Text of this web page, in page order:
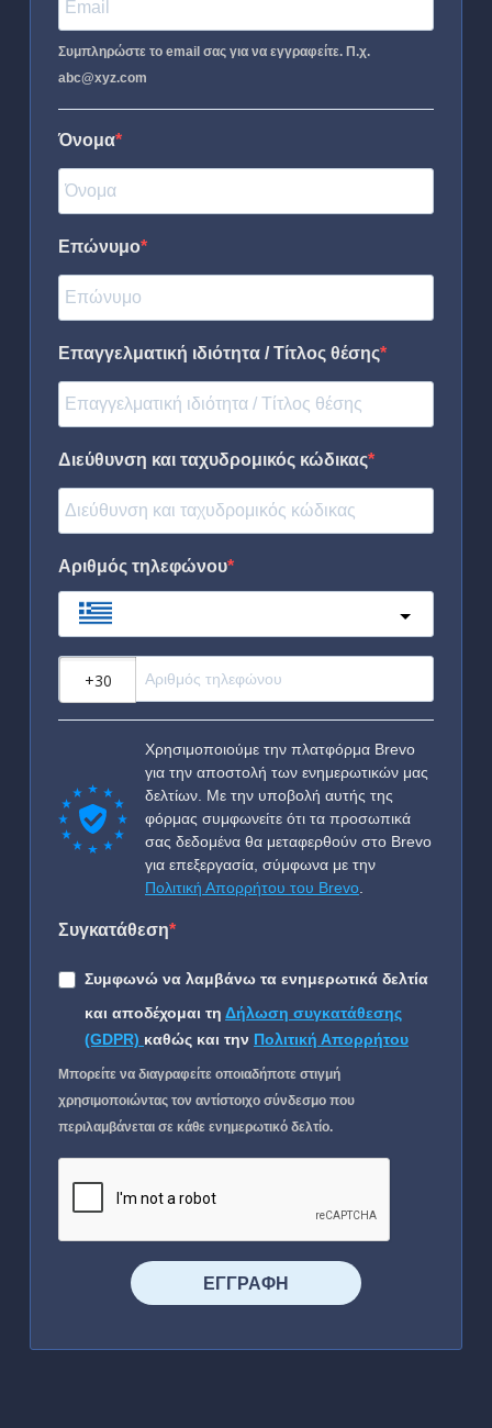
Συμπληρώστε το email σας για να εγγραφείτε. Π.χ.
abc@xyz.com
Όνομα
Επώνυμο
Επαγγελματική ιδιότητα / Τίτλος θέσης
Διεύθυνση και ταχυδρομικός κώδικας
Αριθμός τηλεφώνου
Χρησιμοποιούμε την πλατφόρμα Brevo
για την αποστολή των ενημερωτικών μας
δελτίων. Με την υποβολή αυτής της
φόρμας συμφωνείτε ότι τα προσωπικά
σας δεδομένα θα μεταφερθούν στο Brevo
για επεξεργασία, σύμφωνα με την
Πολιτική Απορρήτου του Brevo
Συγκατάθεση
Συμφωνώ να λαμβάνω τα ενημερωτικά δελτία
και αποδέχομαι τη Δήλωση συγκατάθεσης
(GDPR) καθώς και την Πολιτική Απορρήτου
Μπορείτε να διαγραφείτε οποιαδήποτε στιγμή
χρησιμοποιώντας τον αντίστοιχο σύνδεσμο που
περιλαμβάνεται σε κάθε ενημερωτικό δελτίο.
⠀⠀⠀⠀ΕΓΓΡΑΦΗ⠀⠀⠀⠀